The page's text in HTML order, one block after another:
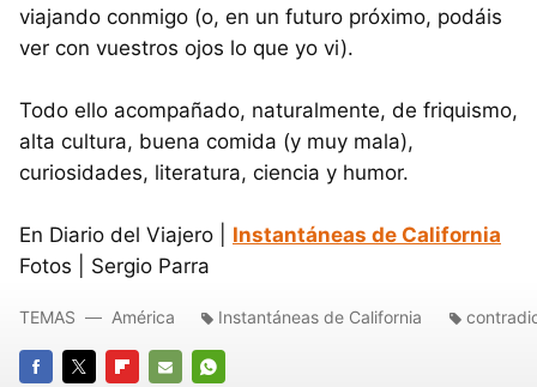
viajando conmigo (o, en un futuro próximo, podáis
ver con vuestros ojos lo que yo vi).
Todo ello acompañado, naturalmente, de friquismo,
alta cultura, buena comida (y muy mala),
curiosidades, literatura, ciencia y humor.
En Diario del Viajero | Instantáneas de California
Fotos | Sergio Parra
TEMAS América Instantáneas de California